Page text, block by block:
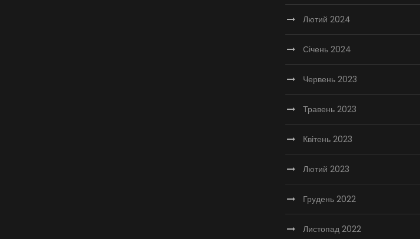
Лютий 2024
Січень 2024
Червень 2023
Травень 2023
Квітень 2023
Лютий 2023
Грудень 2022
Листопад 2022